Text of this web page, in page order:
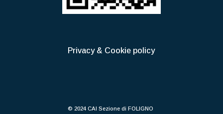
Privacy & Cookie policy
© 2024 CAI Sezione di FOLIGNO